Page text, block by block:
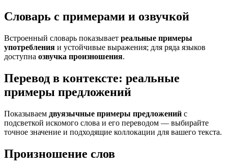
Словарь с примерами и озвучкой
Встроенный словарь показывает реальные примеры
употребления и устойчивые выражения; для ряда языков
доступна озвучка произношения.
Перевод в контексте: реальные
примеры предложений
Показываем двуязычные примеры предложений с
подсветкой искомого слова и его переводом — выбирайте
точное значение и подходящие коллокации для вашего текста.
Произношение слов